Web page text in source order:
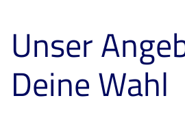
Unser
Deine Wahl